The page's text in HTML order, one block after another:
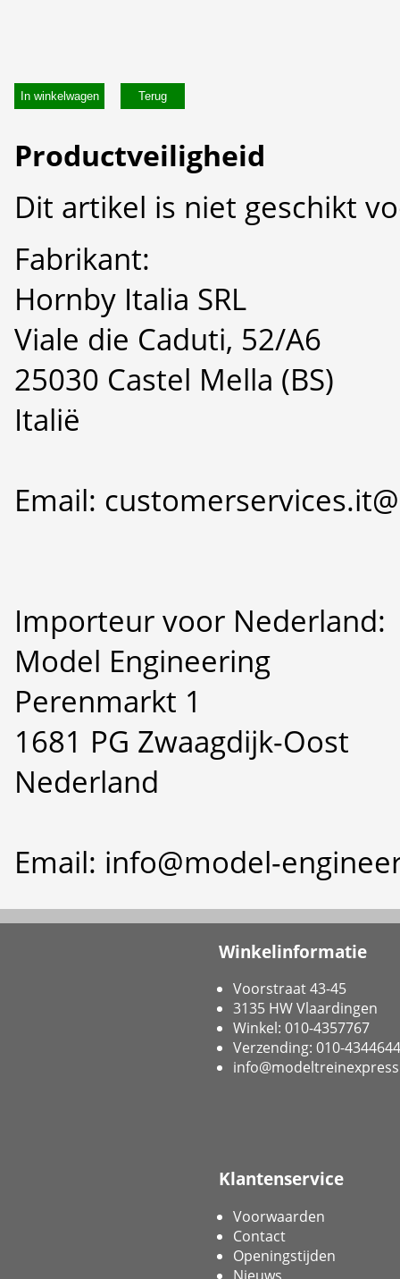
In winkelwagen
Productveiligheid
Dit artikel is niet geschikt
Fabrikant:
Hornby Italia SRL
Viale die Caduti, 52/A6
25030 Castel Mella (BS)
Italië
Email:
Importeur voor Nederland:
Model Engineering
Perenmarkt 1
1681 PG Zwaagdijk-Oost
Nederland
Email: info@model-
Winkelinformatie
Voorstraat 43-45
3135 HW Vlaardingen
Winkel: 010-4357767
Verzending: 010-4344644
Klantenservice
Voorwaarden
Contact
Openingstijden